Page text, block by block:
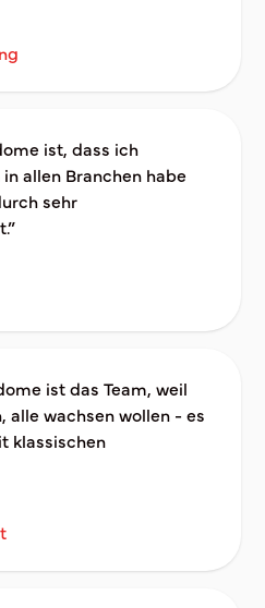
ist, dass ich
allen Branchen habe
sehr
ist das Team, weil
alle wachsen wollen - es
klassischen